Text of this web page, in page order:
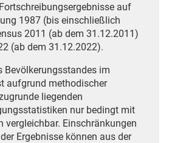
auf
1987 (bis einschließlich
2011 (ab dem 31.12.2011)
(ab dem 31.12.2022).
Bevölkerungsstandes im
aufgrund methodischer
liegenden
nur bedingt mit
vergleichbar. Einschränkungen
Ergebnisse können aus der